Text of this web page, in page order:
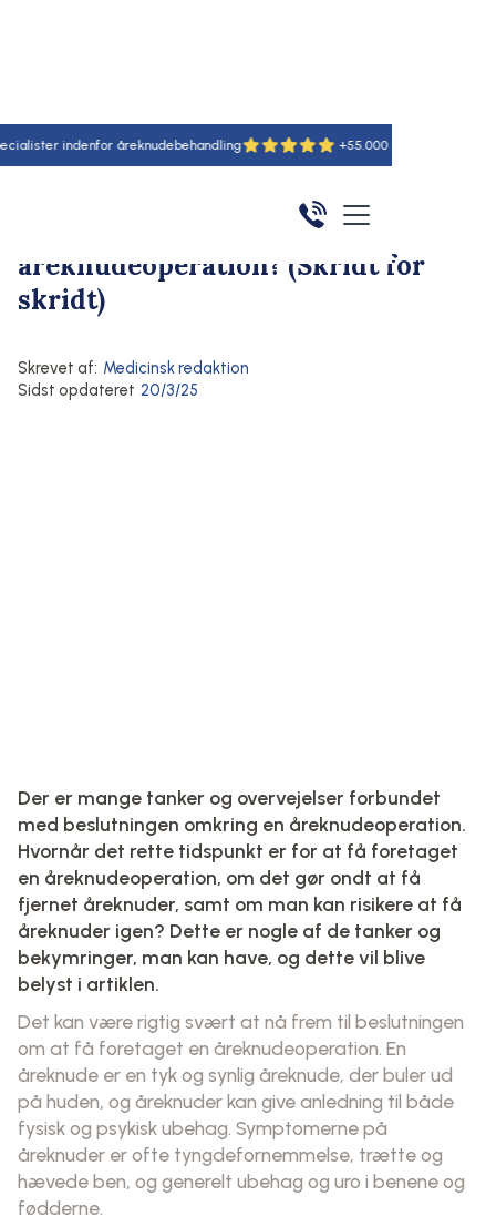
indenfor åreknudebehandling
+55.000 udførte behandlinger
Hjem/Artikler/Her
åreknudeoperation? (Skridt for
skridt)
Skrevet af: Medicinsk redaktion
Sidst opdateret 20/3/25
Der er mange tanker og overvejelser forbundet
med beslutningen omkring en åreknudeoperation.
Hvornår det rette tidspunkt er for at få foretaget
en åreknudeoperation, om det gør ondt at få
fjernet åreknuder, samt om man kan risikere at få
åreknuder igen? Dette er nogle af de tanker og
bekymringer, man kan have, og dette vil blive
belyst i artiklen.
Det kan være rigtig svært at nå frem til beslutningen
om at få foretaget en åreknudeoperation. En
åreknude er en tyk og synlig åreknude, der buler ud
på huden, og åreknuder kan give anledning til både
fysisk og psykisk ubehag. Symptomerne på
åreknuder er ofte tyngdefornemmelse, trætte og
hævede ben, og generelt ubehag og uro i benene og
fødderne.